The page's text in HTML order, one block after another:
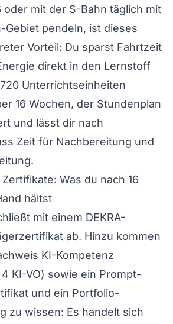
oder mit der S-Bahn täglich mit
Gebiet pendeln, ist dieses
Vorteil: Du sparst Fahrtzeit
direkt in den Lernstoff
Unterrichtseinheiten
16 Wochen, der Stundenplan
und lässt dir nach
Zeit für Nachbereitung und
Was du nach 16
hältst
mit einem DEKRA-
ab. Hinzu kommen
KI-Kompetenz
KI-VO) sowie ein Prompt-
und ein Portfolio-
zu wissen: Es handelt sich